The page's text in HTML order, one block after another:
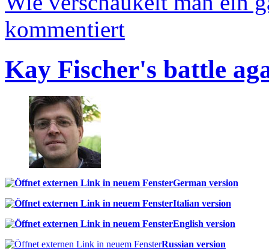
kommentiert
Kay Fischer's battle
German version
Italian version
English version
Russian version